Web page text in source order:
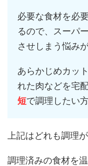
必要な食材を必
るので、スーパ
させしまう悩み
あらかじめカッ
れた肉などを宅
短で調理したい
上記はどれも調理
調理済みの食材を